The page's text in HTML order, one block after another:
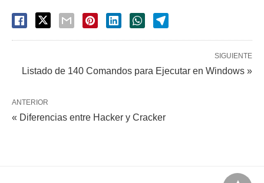
SIGUIENTE
Listado de 140 Comandos para Ejecutar en Windows »
ANTERIOR
« Diferencias entre Hacker y Cracker